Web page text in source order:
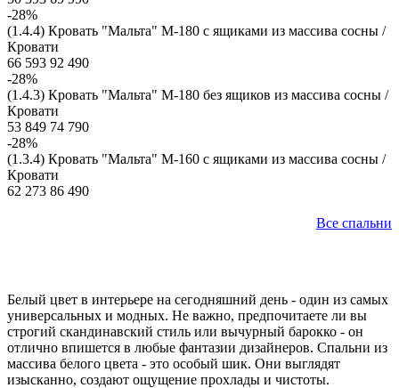
-28%
(1.4.4) Кровать "Мальта" М-180 с ящиками из массива сосны /
Кровати
66 593 92 490
-28%
(1.4.3) Кровать "Мальта" М-180 без ящиков из массива сосны /
Кровати
53 849 74 790
-28%
(1.3.4) Кровать "Мальта" М-160 с ящиками из массива сосны /
Кровати
62 273 86 490
Все спальни
Белый цвет в интерьере на сегодняшний день - один из самых
универсальных и модных. Не важно, предпочитаете ли вы
строгий скандинавский стиль или вычурный барокко - он
отлично впишется в любые фантазии дизайнеров. Спальни из
массива белого цвета - это особый шик. Они выглядят
изысканно, создают ощущение прохлады и чистоты.